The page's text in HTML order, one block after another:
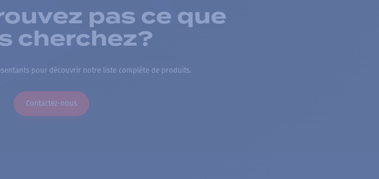
pas ce que
cherchez?
pour découvrir notre liste complète de produits.
Contactez-nous